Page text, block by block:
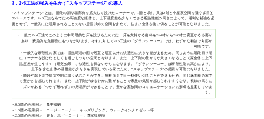
3．2×6工法の強みを生かす"スキップステージ" の導入
"スキップステージ"とは、階段の踊り場部分を拡大して設けたコーナーで、1階と2階、又は2階と小屋裏空間を繋ぐ多目的
スペースです。2×6工法ならではの高強度な躯体と、上下温度差を少なくできる断熱性能の高さによって、過剰な補強を必
要とせず、一般的には活用されることのない居室以外の空間も含めて、住まい全体を使い切ることが可能となりました。
・一般の2×4工法でこのように中間階的な床を設けるためには、床を支持する縦枠を2×4材から2×6材に変更する必要が
あり、費用的な負担増にもつながります。それに対して2×6工法の「グランツーユー」では、わずかな補強で対応が
可能です。
・一般的な断熱性の家では、温熱環境の面で居室と居室以外の快適性に大きな差があるため、同じように階段踊り場
にコーナーを設けたとしても過ごしづらい空間となります。また、上下階の繋がりが大きくなることで家全体に上下
温度差が生じやすく（煙突効果）、快適性を損ないがちになります。「グランツーユー」は断熱性能の高さにより、
上下を含む全体の温度差が少なさを実現している家のため、"スキップステージ"の提案が可能になりました。
・階段や廊下まで居室空間に取り込むことができ、屋根面まで目一杯使い切ることができるため、同じ床面積の家で
も豊かさを感じられます。また、上下階がゆるやかに繋がることで家族の気配が感じられやすくなり、視線の高さに
ズレがある「つかず離れず」の居場所ができることで、豊かな家族間のコミュニケーションの形成も提案していま
す。
＜0.5階の活用例＞ 集中収納
＜1.5階の活用例＞ コージーコーナー、キッズリビング、ウォークインクロゼット等
＜2.5階の活用例＞ 書斎、ホビーコーナー、季節収納等